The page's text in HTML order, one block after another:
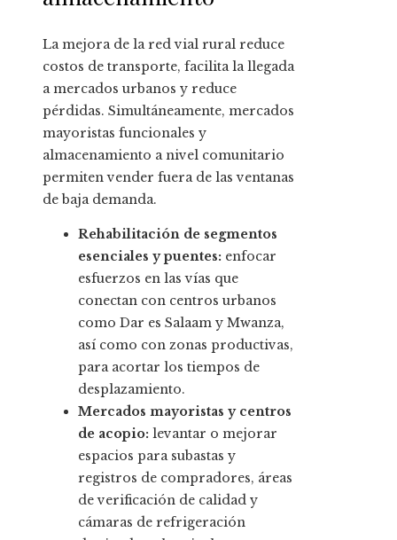
La mejora de la red vial rural reduce
costos de transporte, facilita la llegada
a mercados urbanos y reduce
pérdidas. Simultáneamente, mercados
mayoristas funcionales y
almacenamiento a nivel comunitario
permiten vender fuera de las ventanas
de baja demanda.
Rehabilitación de segmentos
esenciales y puentes: enfocar
esfuerzos en las vías que
conectan con centros urbanos
como Dar es Salaam y Mwanza,
así como con zonas productivas,
para acortar los tiempos de
desplazamiento.
Mercados mayoristas y centros
de acopio: levantar o mejorar
espacios para subastas y
registros de compradores, áreas
de verificación de calidad y
cámaras de refrigeración